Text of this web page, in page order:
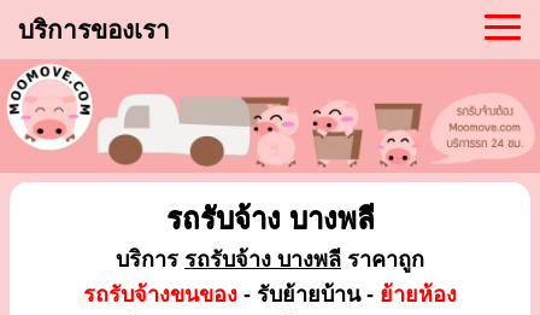
บริการของเรา
รถรับจ้าง บางพลี
บริการ รถรับจ้าง บางพลี ราคาถูก
รถรับจ้างขนของ - รับย้ายบ้าน - ย้ายห้อง